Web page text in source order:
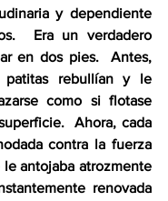
y dependiente
Era un verdadero
en dos pies.  Antes,
rebullían y le
como si flotase
Ahora, cada
contra la fuerza
le antojaba atrozmente
renovada